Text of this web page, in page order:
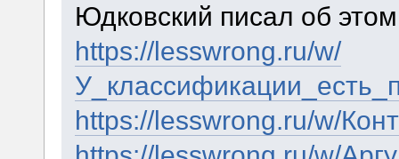
Юдковский писал об
https://lesswrong.ru/w/
https://lesswrong.ru/w/